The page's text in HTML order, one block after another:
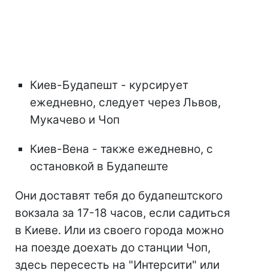
Киев-Будапешт - курсирует
ежедневно, следует через Львов,
Мукачево и Чоп
Киев-Вена - также ежедневно, с
остановкой в Будапеште
Они доставят тебя до будапештского
вокзала за 17-18 часов, если садиться
в Киеве. Или из своего города можно
на поезде доехать до станции Чоп,
здесь пересесть на "Интерсити" или